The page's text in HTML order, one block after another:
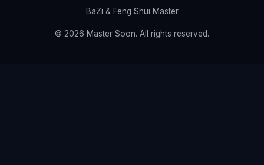
BaZi & Feng Shui Master
© 2026 Master Soon. All rights reserved.